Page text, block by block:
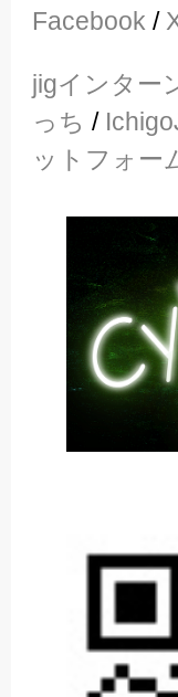
Facebook /
jigインター
っち /
ットフォー